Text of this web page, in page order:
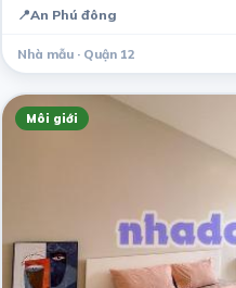
📍An Phú đông
Nhà mẫu · Quận 12
Môi giới